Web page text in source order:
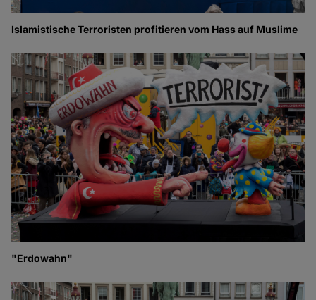
Islamistische Terroristen profitieren vom Hass auf Muslime
"Erdowahn"